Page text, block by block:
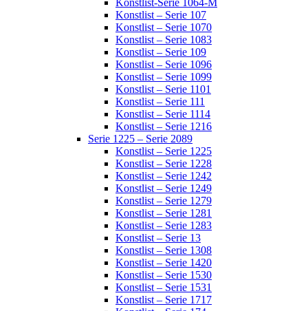
Konstlist-Serie 1064-M
Konstlist – Serie 107
Konstlist – Serie 1070
Konstlist – Serie 1083
Konstlist – Serie 109
Konstlist – Serie 1096
Konstlist – Serie 1099
Konstlist – Serie 1101
Konstlist – Serie 111
Konstlist – Serie 1114
Konstlist – Serie 1216
Serie 1225 – Serie 2089
Konstlist – Serie 1225
Konstlist – Serie 1228
Konstlist – Serie 1242
Konstlist – Serie 1249
Konstlist – Serie 1279
Konstlist – Serie 1281
Konstlist – Serie 1283
Konstlist – Serie 13
Konstlist – Serie 1308
Konstlist – Serie 1420
Konstlist – Serie 1530
Konstlist – Serie 1531
Konstlist – Serie 1717